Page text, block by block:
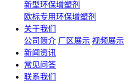
新型环保增塑剂
欧标专用环保增塑剂
关于我们
公司简介 厂区展示 视频展示
新闻资讯
常见问答
联系我们